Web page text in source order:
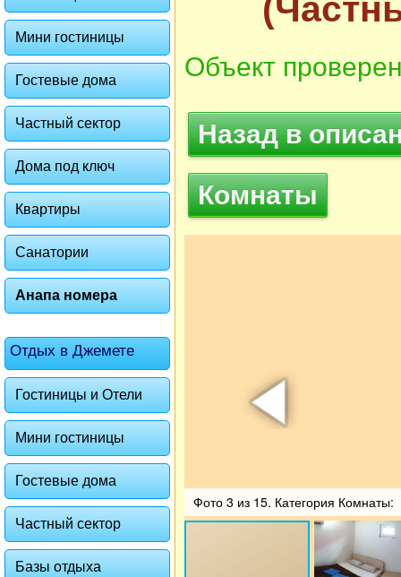
Мини гостиницы
Гостевые дома
Частный сектор
Дома под ключ
Квартиры
Санатории
Анапа номера
Отдых в Джемете
Гостиницы и Отели
Мини гостиницы
Гостевые дома
Частный сектор
Базы отдыха
Объект
Назад в
Комнаты
Фото 3 из 15. Категория Комнаты: